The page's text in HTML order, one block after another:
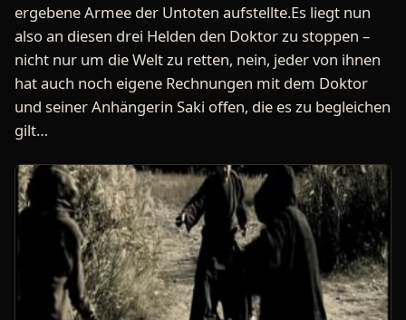
ergebene Armee der Untoten aufstellte.Es liegt nun
also an diesen drei Helden den Doktor zu stoppen –
nicht nur um die Welt zu retten, nein, jeder von ihnen
hat auch noch eigene Rechnungen mit dem Doktor
und seiner Anhängerin Saki offen, die es zu begleichen
gilt…